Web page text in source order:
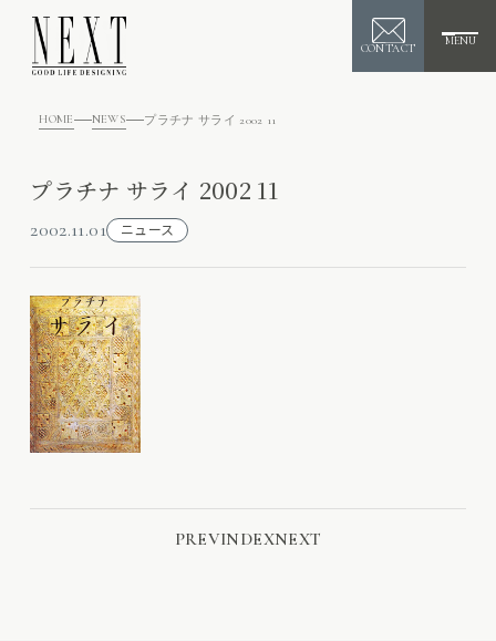
CONTACT
MENU
HOME NEWS プラチナ サライ 2002 11
プラチナ サライ 2002 11
2002.11.01 ニュース
PREVINDEXNEXT